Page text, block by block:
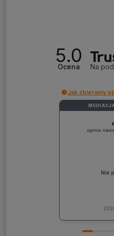
5.0
Ocena Na
Jak zbieramy
opinia
Nie